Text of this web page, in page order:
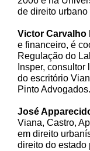
de direito urbano
Victor Carvalho
e financeiro, é
Regulação do
Insper,
do escritório
Pinto Advogados.
José
Viana, Castro,
em direito
direito do estado